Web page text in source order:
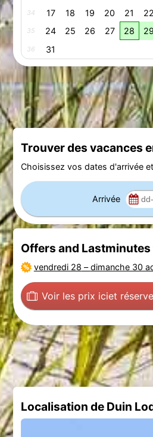
34 17 18 19 20 21 22
35 24 25 26 27 28 29
36 31
Trouver des vacances
Choisissez vos dates d'arrivée
Arrivée
Offers and
vendredi 28 –dimanche 30
Voir les prix iciet
Localisation de Duin